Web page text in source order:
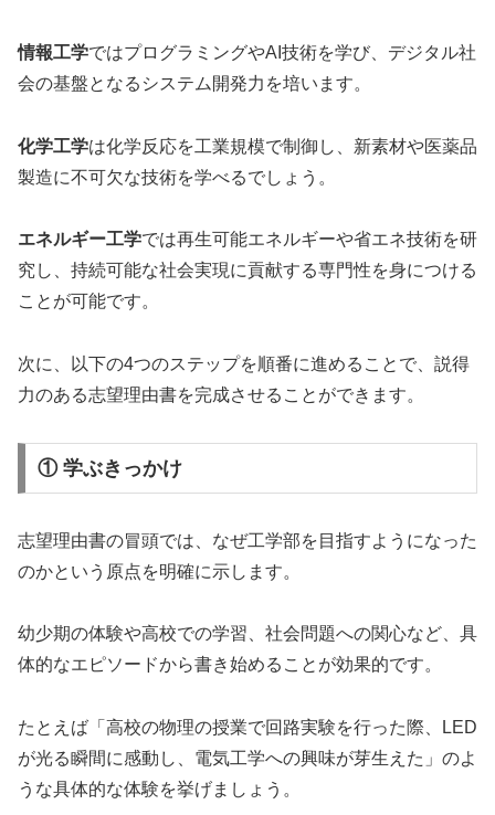
情報工学ではプログラミングやAI技術を学び、デジタル社
会の基盤となるシステム開発力を培います。
化学工学は化学反応を工業規模で制御し、新素材や医薬品
製造に不可欠な技術を学べるでしょう。
エネルギー工学では再生可能エネルギーや省エネ技術を研
究し、持続可能な社会実現に貢献する専門性を身につける
ことが可能です。
次に、以下の4つのステップを順番に進めることで、説得
力のある志望理由書を完成させることができます。
① 学ぶきっかけ
志望理由書の冒頭では、なぜ工学部を目指すようになった
のかという原点を明確に示します。
幼少期の体験や高校での学習、社会問題への関心など、具
体的なエピソードから書き始めることが効果的です。
たとえば「高校の物理の授業で回路実験を行った際、LED
が光る瞬間に感動し、電気工学への興味が芽生えた」のよ
うな具体的な体験を挙げましょう。